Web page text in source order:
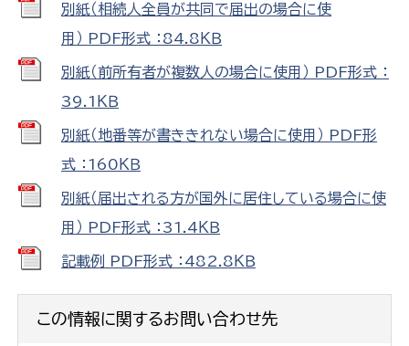
別紙（相続人全員が共同で届出の場合に使
用） PDF形式 ：84.8ＫＢ
別紙（前所有者が複数人の場合に使用） PDF形式 ：
39.1ＫＢ
別紙（地番等が書ききれない場合に使用） PDF形
式 ：160ＫＢ
別紙（届出される方が国外に居住している場合に使
用） PDF形式 ：31.4ＫＢ
記載例 PDF形式 ：482.8ＫＢ
この情報に関するお問い合わせ先